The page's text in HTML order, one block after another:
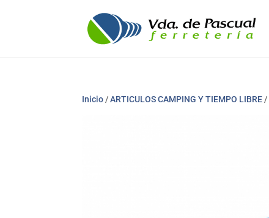
Inicio /ARTICULOS CAMPING Y TIEMPO LIBRE /